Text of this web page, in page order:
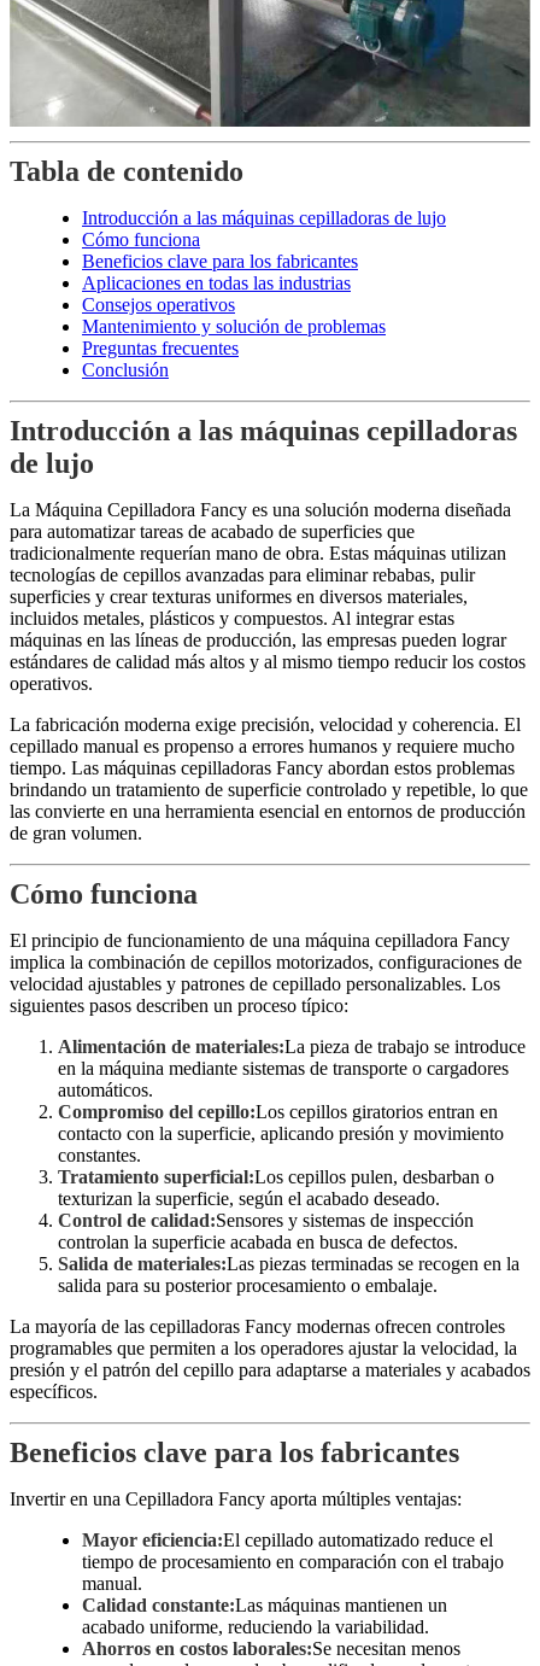
Tabla de contenido
Introducción a las máquinas cepilladoras de lujo
Cómo funciona
Beneficios clave para los fabricantes
Aplicaciones en todas las industrias
Consejos operativos
Mantenimiento y solución de problemas
Preguntas frecuentes
Conclusión
Introducción a las máquinas cepilladoras
de lujo
La Máquina Cepilladora Fancy es una solución moderna diseñada
para automatizar tareas de acabado de superficies que
tradicionalmente requerían mano de obra. Estas máquinas utilizan
tecnologías de cepillos avanzadas para eliminar rebabas, pulir
superficies y crear texturas uniformes en diversos materiales,
incluidos metales, plásticos y compuestos. Al integrar estas
máquinas en las líneas de producción, las empresas pueden lograr
estándares de calidad más altos y al mismo tiempo reducir los costos
operativos.
La fabricación moderna exige precisión, velocidad y coherencia. El
cepillado manual es propenso a errores humanos y requiere mucho
tiempo. Las máquinas cepilladoras Fancy abordan estos problemas
brindando un tratamiento de superficie controlado y repetible, lo que
las convierte en una herramienta esencial en entornos de producción
de gran volumen.
Cómo funciona
El principio de funcionamiento de una máquina cepilladora Fancy
implica la combinación de cepillos motorizados, configuraciones de
velocidad ajustables y patrones de cepillado personalizables. Los
siguientes pasos describen un proceso típico:
Alimentación de materiales:La pieza de trabajo se introduce
en la máquina mediante sistemas de transporte o cargadores
automáticos.
Compromiso del cepillo:Los cepillos giratorios entran en
contacto con la superficie, aplicando presión y movimiento
constantes.
Tratamiento superficial:Los cepillos pulen, desbarban o
texturizan la superficie, según el acabado deseado.
Control de calidad:Sensores y sistemas de inspección
controlan la superficie acabada en busca de defectos.
Salida de materiales:Las piezas terminadas se recogen en la
salida para su posterior procesamiento o embalaje.
La mayoría de las cepilladoras Fancy modernas ofrecen controles
programables que permiten a los operadores ajustar la velocidad, la
presión y el patrón del cepillo para adaptarse a materiales y acabados
específicos.
Beneficios clave para los fabricantes
Invertir en una Cepilladora Fancy aporta múltiples ventajas:
Mayor eficiencia:El cepillado automatizado reduce el
tiempo de procesamiento en comparación con el trabajo
manual.
Calidad constante:Las máquinas mantienen un
acabado uniforme, reduciendo la variabilidad.
Ahorros en costos laborales:Se necesitan menos